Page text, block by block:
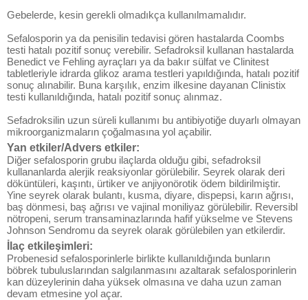
Gebelerde, kesin gerekli olmadıkça kullanılmamalıdır.
Sefalosporin ya da penisilin tedavisi gören hastalarda Coombs
testi hatalı pozitif sonuç verebilir. Sefadroksil kullanan hastalarda
Benedict ve Fehling ayraçları ya da bakır sülfat ve Clinitest
tabletleriyle idrarda glikoz arama testleri yapıldığında, hatalı pozitif
sonuç alınabilir. Buna karşılık, enzim ilkesine dayanan Clinistix
testi kullanıldığında, hatalı pozitif sonuç alınmaz.
Sefadroksilin uzun süreli kullanımı bu antibiyotiğe duyarlı olmayan
mikroorganizmaların çoğalmasına yol açabilir.
Yan etkiler/Advers etkiler:
Diğer sefalosporin grubu ilaçlarda olduğu gibi, sefadroksil
kullananlarda alerjik reaksiyonlar görülebilir. Seyrek olarak deri
döküntüleri, kaşıntı, ürtiker ve anjiyonörotik ödem bildirilmiştir.
Yine seyrek olarak bulantı, kusma, diyare, dispepsi, karın ağrısı,
baş dönmesi, baş ağrısı ve vajinal moniliyaz görülebilir. Reversibl
nötropeni, serum transaminazlarında hafif yükselme ve Stevens
Johnson Sendromu da seyrek olarak görülebilen yan etkilerdir.
İlaç etkileşimleri:
Probenesid sefalosporinlerle birlikte kullanıldığında bunların
böbrek tubuluslarından salgılanmasını azaltarak sefalosporinlerin
kan düzeylerinin daha yüksek olmasına ve daha uzun zaman
devam etmesine yol açar.